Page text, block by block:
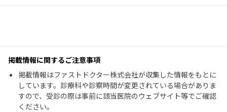
掲載情報に関するご注意事項
掲載情報はファストドクター株式会社が収集した情報をもとに
しています。診療科や診察時間が変更されている場合がありま
すので、受診の際は事前に該当医院のウェブサイト等でご確認
ください。